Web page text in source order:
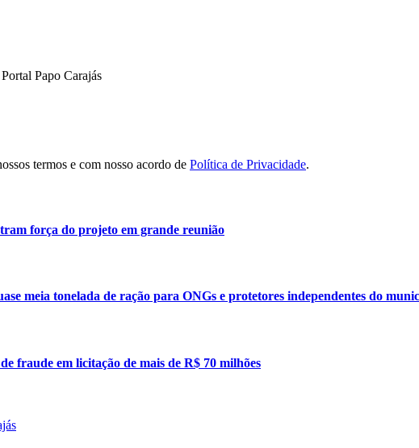
Papo Carajás
termos e com nosso acordo de Política de Privacidade.
força do projeto em grande reunião
meia tonelada de ração para ONGs e protetores independentes do
fraude em licitação de mais de R$ 70 milhões